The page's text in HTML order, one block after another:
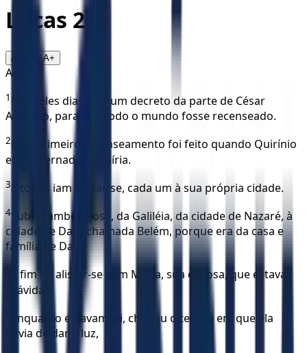
Lucas 2
A- A+
AA
1
Naqueles dias saiu um decreto da parte de César
Augusto, para que todo o mundo fosse recenseado.
2
Este primeiro recenseamento foi feito quando Quirínio
era governador da Síria.
3 E todos iam alistar-se, cada um à sua própria cidade.
4Subiu também José, da Galiléia, da cidade de Nazaré, à
cidade de Davi, chamada Belém, porque era da casa e
família de Davi,
a fim de alistar-se com Maria, sua esposa, que estava
grávida.
Enquanto estavam ali, chegou o tempo em que ela
havia de dar à luz,